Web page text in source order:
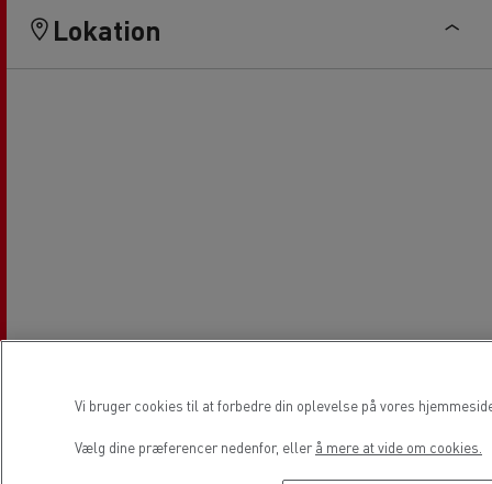
Lokation
Vi bruger cookies til at forbedre din oplevelse på vores
Vælg dine præferencer nedenfor, eller å mere at vide om cookies.